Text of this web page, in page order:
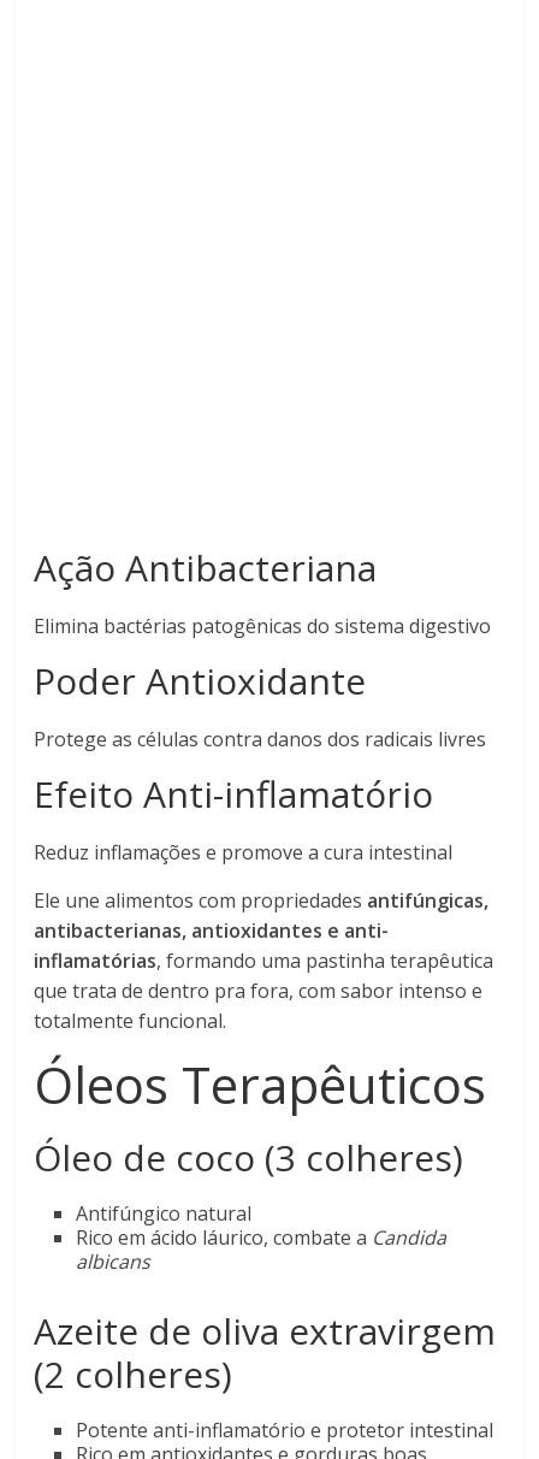
Ação Antibacteriana
Elimina bactérias patogênicas do sistema digestivo
Poder Antioxidante
Protege as células contra danos dos radicais livres
Efeito Anti-inflamatório
Reduz inflamações e promove a cura intestinal
Ele une alimentos com propriedades antifúngicas,
antibacterianas, antioxidantes e anti-
inflamatórias, formando uma pastinha terapêutica
que trata de dentro pra fora, com sabor intenso e
totalmente funcional.
Óleos Terapêuticos
Óleo de coco (3 colheres)
Antifúngico natural
Rico em ácido láurico, combate a Candida
albicans
Azeite de oliva extravirgem
(2 colheres)
Potente anti-inflamatório e protetor intestinal